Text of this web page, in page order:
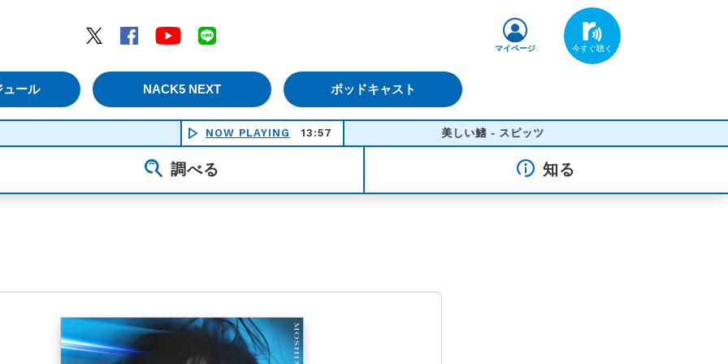
Twitter
Facebook YouTube
ュール NACK5 NEXT ポッドキャスト
マイページ
NOW PLAYING 13:57 美しい鰭 - スピッツ
調べる 知る